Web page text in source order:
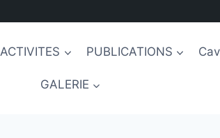
ACTIVITES PUBLICATIONS
GALERIE